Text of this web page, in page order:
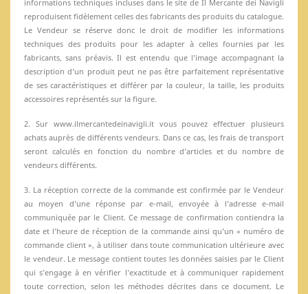
informations techniques incluses dans le site de Il Mercante dei Navigli
reproduisent fidèlement celles des fabricants des produits du catalogue.
Le Vendeur se réserve donc le droit de modifier les informations
techniques des produits pour les adapter à celles fournies par les
fabricants, sans préavis. Il est entendu que l’image accompagnant la
description d’un produit peut ne pas être parfaitement représentative
de ses caractéristiques et différer par la couleur, la taille, les produits
accessoires représentés sur la figure.
2. Sur www.ilmercantedeinavigli.it vous pouvez effectuer plusieurs
achats auprès de différents vendeurs. Dans ce cas, les frais de transport
seront calculés en fonction du nombre d’articles et du nombre de
vendeurs différents.
3. La réception correcte de la commande est confirmée par le Vendeur
au moyen d’une réponse par e-mail, envoyée à l’adresse e-mail
communiquée par le Client. Ce message de confirmation contiendra la
date et l’heure de réception de la commande ainsi qu’un « numéro de
commande client », à utiliser dans toute communication ultérieure avec
le vendeur. Le message contient toutes les données saisies par le Client
qui s’engage à en vérifier l’exactitude et à communiquer rapidement
toute correction, selon les méthodes décrites dans ce document. Le